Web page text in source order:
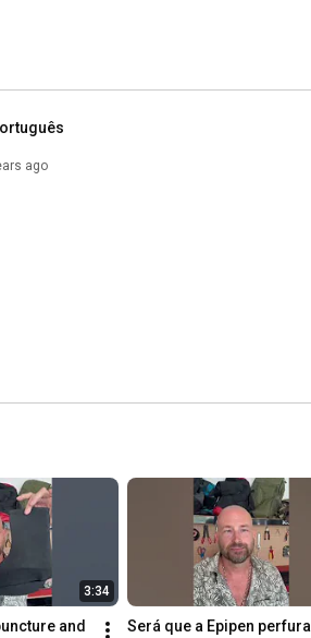
ago
3:34
and
Será que a Epipen perfura